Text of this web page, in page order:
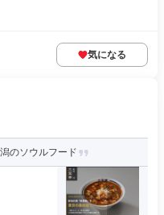
気になる
のソウルフード